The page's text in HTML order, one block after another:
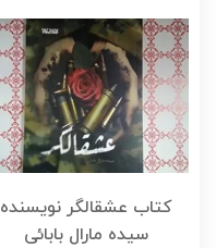
کتاب عشقالگر نویسنده
سیده مارال بابائی